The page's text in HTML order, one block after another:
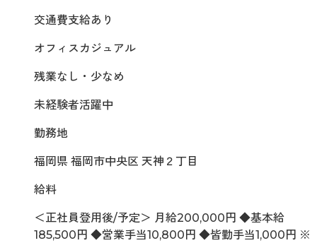
交通費支給あり
オフィスカジュアル
残業なし・少なめ
未経験者活躍中
勤務地
福岡県 福岡市中央区 天神２丁目
給料
＜正社員登用後/予定＞ 月給200,000円 ◆基本給
185,500円 ◆営業手当10,800円 ◆皆勤手当1,000円 ※